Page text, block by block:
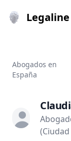
Legaline
Abogados en
España
(Ciudad